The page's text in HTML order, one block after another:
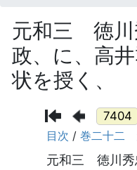
元和三 徳川
政、に、高
状を授く、